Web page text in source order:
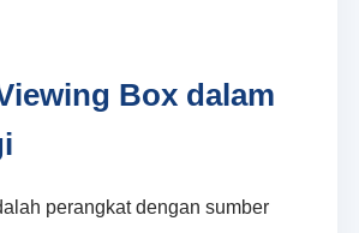
Box dalam
perangkat dengan sumber